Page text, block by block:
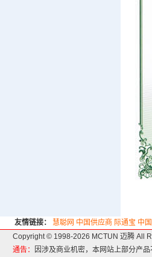
友情链接： 慧聪网 中国供应商 际通宝 中
Copyright © 1998-2026 MCTUN 迈腾 All
通告： 因涉及商业机密，本网站上部分产